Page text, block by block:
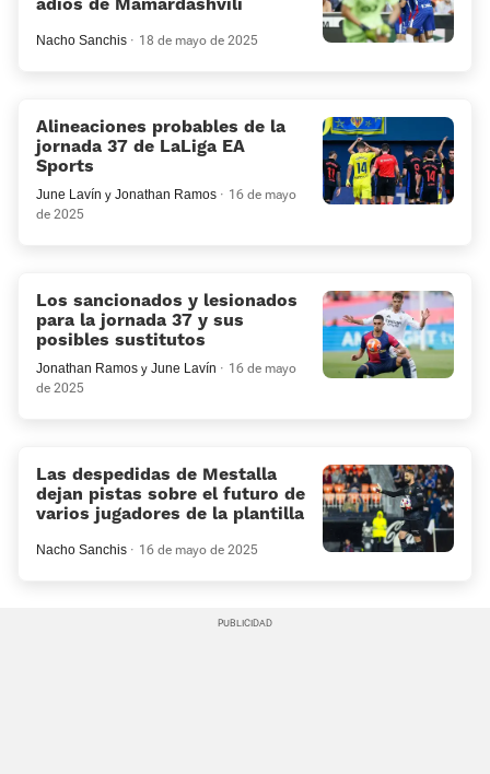
Nacho Sanchis 18 de mayo de 2025
Alineaciones probables de la
jornada 37 de LaLiga EA
Sports
June Lavín y Jonathan Ramos
16 de mayo
de 2025
Los sancionados y lesionados
para la jornada 37 y sus
posibles sustitutos
Jonathan Ramos y June Lavín
16 de mayo
de 2025
Las despedidas de Mestalla
dejan pistas sobre el futuro de
varios jugadores de la plantilla
Nacho Sanchis 16 de mayo de 2025